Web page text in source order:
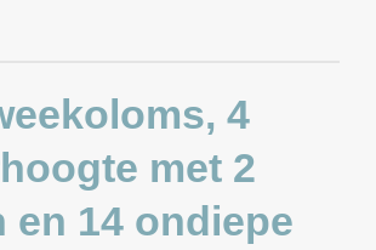
4
met 2
en 14 ondiepe